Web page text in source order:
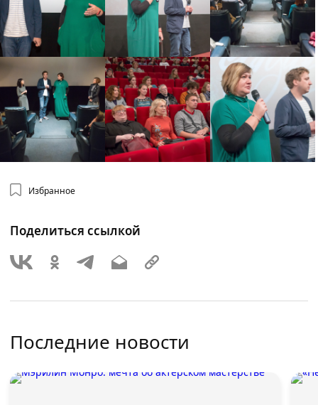
Избранное
Поделиться ссылкой
Последние новости